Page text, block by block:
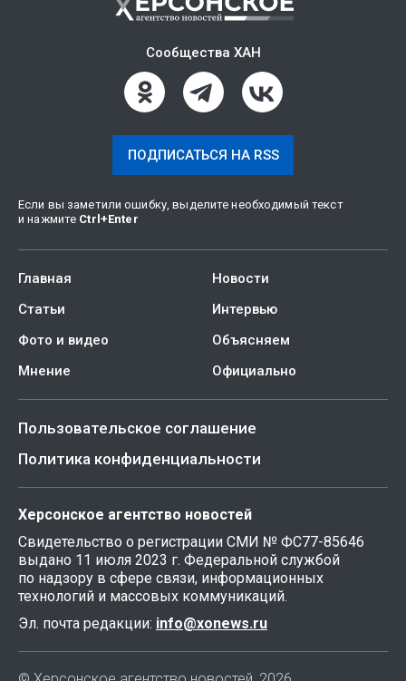
Сообщества ХАН
ПОДПИСАТЬСЯ НА RSS
Если вы заметили ошибку, выделите необходимый текст
и нажмите Ctrl +Enter
Главная
Новости
Статьи
Интервью
Фото и видео
Объясняем
Мнение
Официально
Пользовательское соглашение
Политика конфиденциальности
Херсонское агентство новостей
Свидетельство о регистрации СМИ № ФС77-85646
выдано 11 июля 2023 г. Федеральной службой
по надзору в сфере связи, информационных
технологий и массовых коммуникаций.
Эл. почта редакции: info@xonews.ru